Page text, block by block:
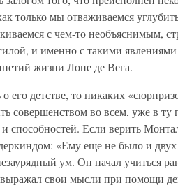
только мы отваживаемся
с чем-то необъяснимым,
и именно с такими
жизни Лопе де Вега.
его детстве, то никаких
совершенством во всем, уже в
способностей. Если верить
«Ему еще не было и двух
ум. Он начал учиться
выражал свои мысли при помощи